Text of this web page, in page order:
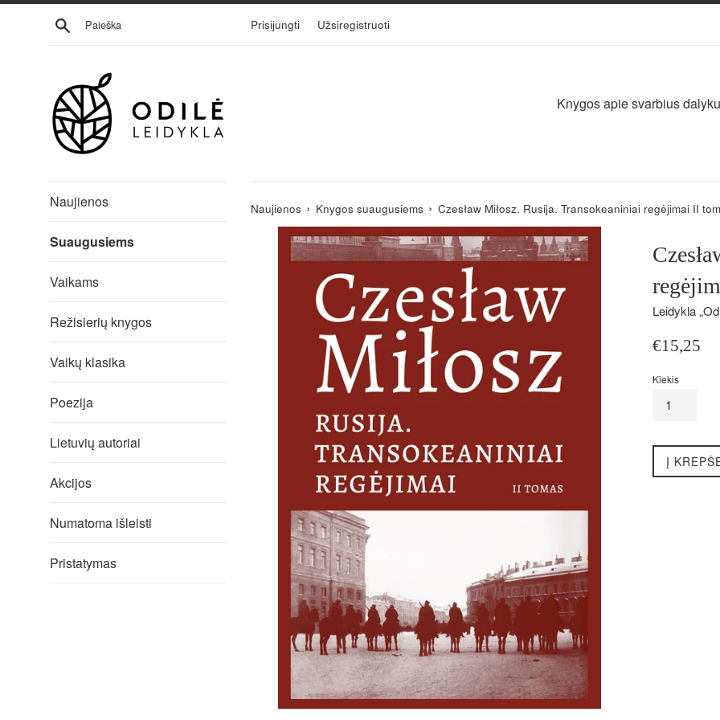
Eiti
Ieškoti Prisijungti Užsiregistruoti
Knygos apie svarbius
Naujienos
Suaugusiems
Vaikams
Režisierių knygos
Vaikų klasika
Poezija
Lietuvių autoriai
Akcijos
Numatoma išleisti
Pristatymas
Naujienos › Knygos suaugusiems › Czesław Miłosz. Rusija. Transokeaniniai regėjimai II
Leidykla
Įprasta
€15,25
Kiekis
Į